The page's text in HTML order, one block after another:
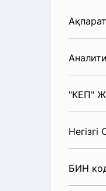
"КЕП"
БИН